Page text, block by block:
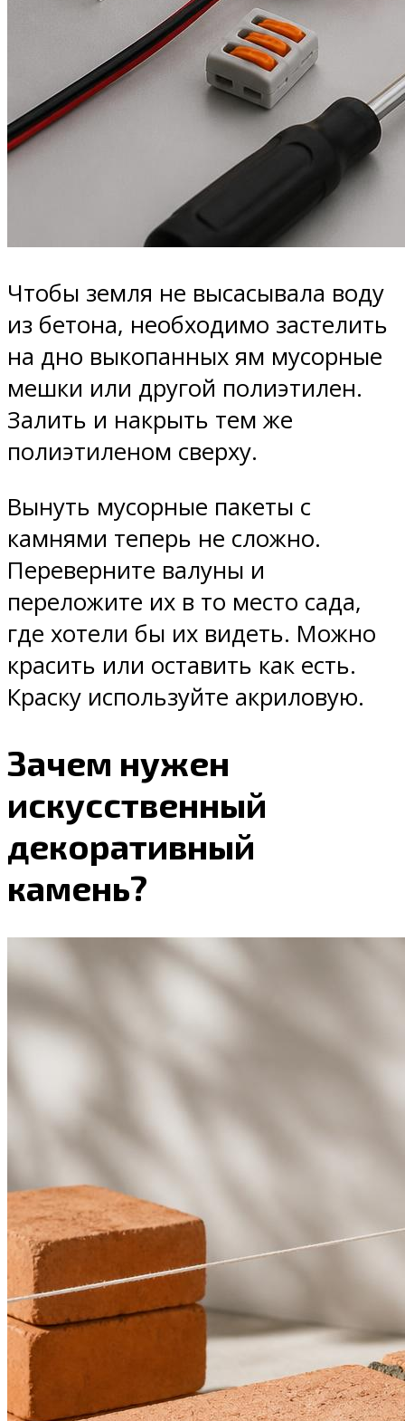
Чтобы земля не высасывала воду
из бетона, необходимо застелить
на дно выкопанных ям мусорные
мешки или другой полиэтилен.
Залить и накрыть тем же
полиэтиленом сверху.
Вынуть мусорные пакеты с
камнями теперь не сложно.
Переверните валуны и
переложите их в то место сада,
где хотели бы их видеть. Можно
красить или оставить как есть.
Краску используйте акриловую.
Зачем нужен
искусственный
декоративный
камень?